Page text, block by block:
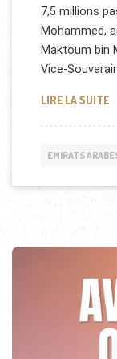
7,5 millions
Mohammed,
Maktoum bin
Vice-
LIRE LA SUITE
EMIRATS